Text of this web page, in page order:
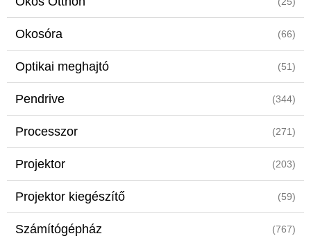
Okosóra (66)
Optikai meghajtó (51)
Pendrive (344)
Processzor (271)
Projektor (203)
Projektor kiegészítő (59)
Számítógépház (767)